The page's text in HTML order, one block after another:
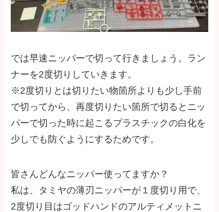
では早速ニッパーで切って行きましょう。ラン
ナーを2度切りしていきます。
※2度切りとは切りたい物箇所よりも少し手前
で切ってから、再度切りたい箇所で切るとニッ
パーで切った時に起こるプラスチックの白化を
少しでも防ぐようにするためです。
皆さんどんなニッパー使ってますか？
私は、タミヤの薄刃ニッパーが１度切り用で、
2度切り目はゴッドハンドのアルティメットニ